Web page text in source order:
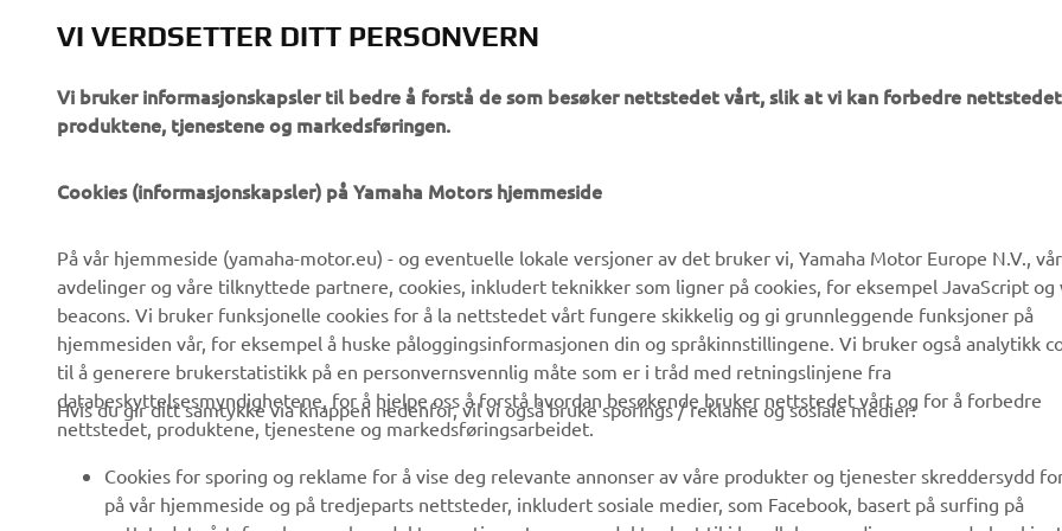
VIRKSOMHET
Om oss
Arrangementer
Yamaha Press
Brosjyrer
Jobber hos Yamaha
Retningslinjer For
Menneskerettigheter
B2B
eBike-system
Golfbaner
Redningstjeneste
Kjøreskoler
Robotics
Teknisk informasjon for
frittstående forhandlere
MyYamaha
Yamaha Racing
Yamaha Motor Global
Mobilapper
Finn en Yamaha-forhandler
Håndtering av brukte
batterier
produktene, tjenestene og markedsføringen.
avdelinger og våre tilknyttede partnere, cookies, inkludert teknikker som ligner på cookies, for eksempel JavaScript og
beacons. Vi bruker funksjonelle cookies for å la nettstedet vårt fungere skikkelig og gi grunnleggende funksjoner på
hjemmesiden vår, for eksempel å huske påloggingsinformasjonen din og språkinnstillingene. Vi bruker også analytikk
til å generere brukerstatistikk på en personvernsvennlig måte som er i tråd med retningslinjene fra
databeskyttelsesmyndighetene, for å hjelpe oss å forstå hvordan besøkende bruker nettstedet vårt og for å forbedre
nettstedet, produktene, tjenestene og markedsføringsarbeidet.
Hvis du gir ditt samtykke via knappen nedenfor, vil vi også bruke sporings / reklame og sosiale medier:
på vår hjemmeside og på tredjeparts nettsteder, inkludert sosiale medier, som Facebook, basert på surfing på
nettstedet vårt, for eksempel produkter og tjenester og produkter lagt til i handlekurven din og varer du har kjøpt,